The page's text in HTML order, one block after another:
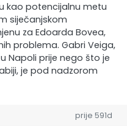
kao potencijalnu metu
siječanjskom
za Edoarda Bovea,
problema. Gabri Veiga,
Napoli prije nego što je
je pod nadzorom
prije 591d